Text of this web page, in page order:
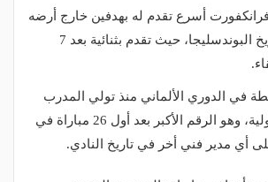
أسرع تقدم له بهدفين خارج أرضه
خلال مباراة في تاريخ البوندسليجا، حيث تقدم بثنائية بعد 7
جلادباخ 52 نقطة في الدوري الألماني منذ تولي المدرب
ماركو روزه المسؤولية، وهو الرقم الأكبر بعد أول 26 مباراة في
أي مدير فني أخر في تاريخ النادي.